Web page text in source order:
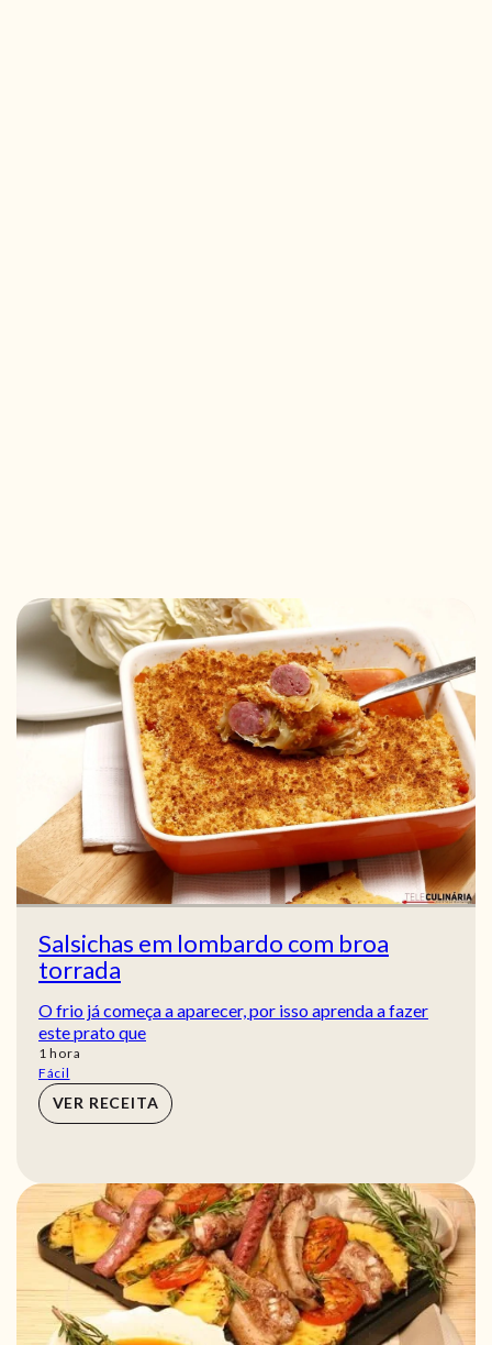
Salsichas em lombardo com broa
torrada
O frio já começa a aparecer, por isso aprenda a fazer
este prato que
1 hora
hora
Fácil
VER RECEITA